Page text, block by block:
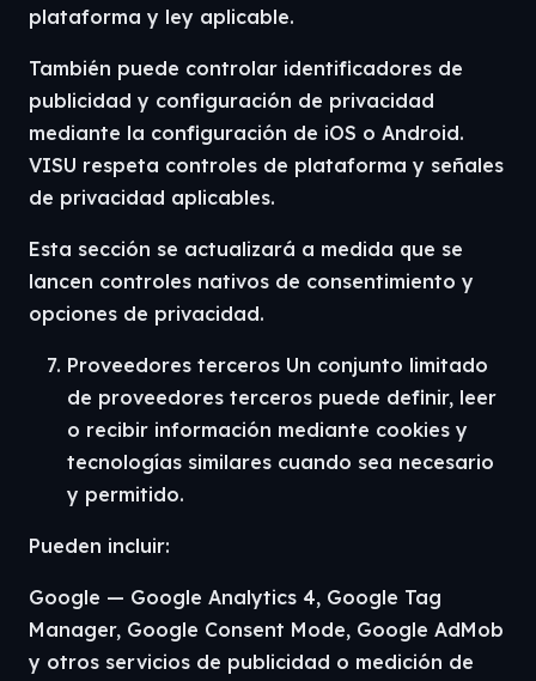
plataforma y ley aplicable.
También puede controlar identificadores de
publicidad y configuración de privacidad
mediante la configuración de iOS o Android.
VISU respeta controles de plataforma y señales
de privacidad aplicables.
Esta sección se actualizará a medida que se
lancen controles nativos de consentimiento y
opciones de privacidad.
Proveedores terceros Un conjunto limitado
de proveedores terceros puede definir, leer
o recibir información mediante cookies y
tecnologías similares cuando sea necesario
y permitido.
Pueden incluir:
Google — Google Analytics 4, Google Tag
Manager, Google Consent Mode, Google AdMob
y otros servicios de publicidad o medición de